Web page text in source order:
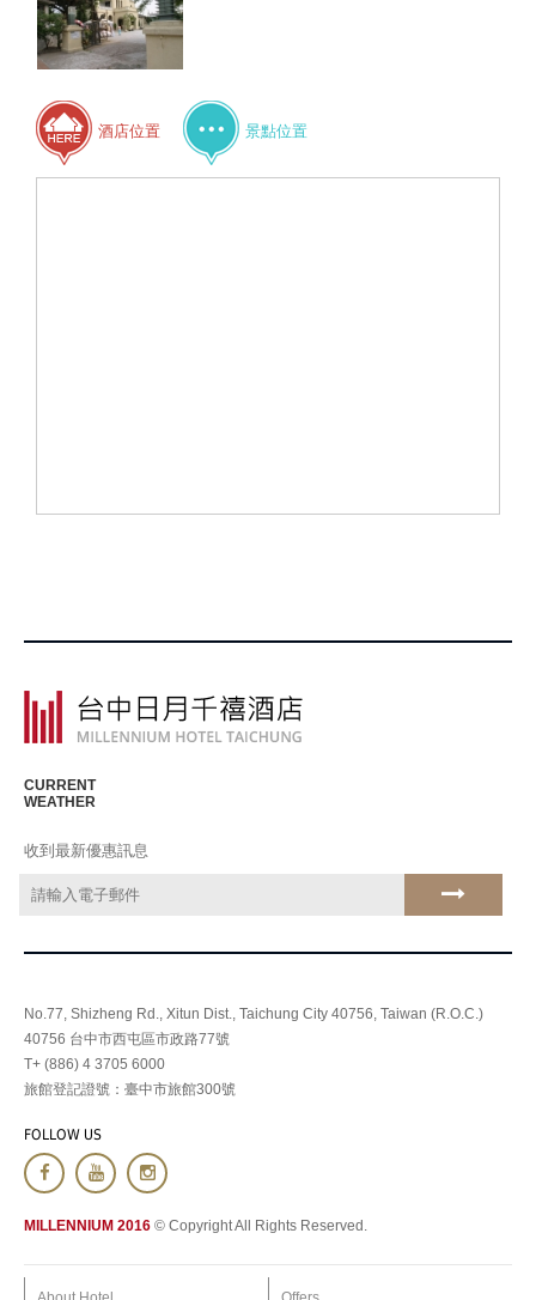
酒店位置 景點位置
CURRENT
WEATHER
收到最新優惠訊息
No.77, Shizheng Rd., Xitun Dist., Taichung City 40756, Taiwan (R.O.C.)
40756 台中市西屯區市政路77號
T+ (886) 4 3705 6000
旅館登記證號：臺中市旅館300號
FOLLOW US
MILLENNIUM 2016 © Copyright All Rights Reserved.